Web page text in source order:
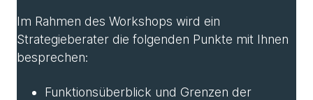
Im Rahmen des Workshops wird ein
Strategieberater die folgenden Punkte mit Ihnen
besprechen:
Funktionsüberblick und Grenzen der